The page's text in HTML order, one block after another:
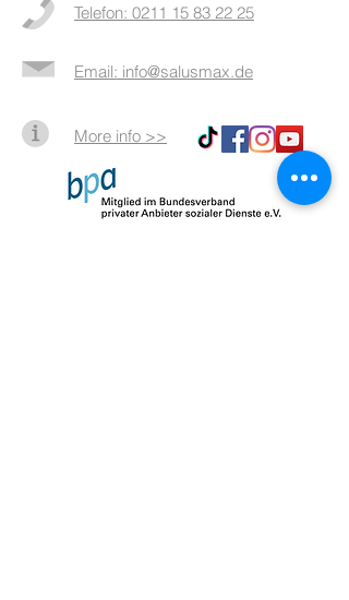
Telefon: 0211 15 83 22 25
Email: info@salusmax.de
More info >>